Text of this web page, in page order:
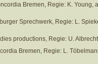
Bremen, Regie: K. Young,
Sprechwerk, Regie: L.
productions, Regie: U.
Bremen, Regie: L.